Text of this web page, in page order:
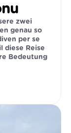
zwei
genau so
per se
diese Reise
Bedeutung